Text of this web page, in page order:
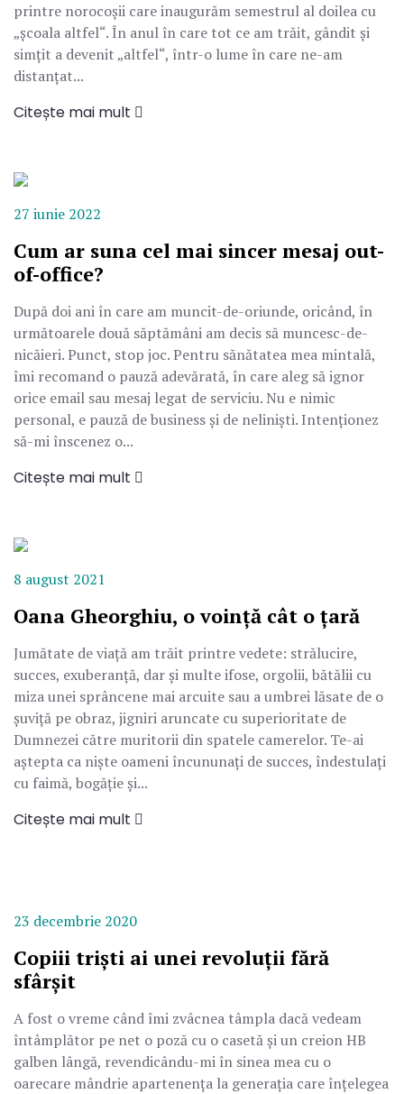
printre norocoșii care inaugurăm semestrul al doilea cu
„școala altfel“. În anul în care tot ce am trăit, gândit și
simțit a devenit „altfel“, într-o lume în care ne-am
distanțat...
Citește mai mult
27 iunie 2022
Cum ar suna cel mai sincer mesaj out-
of-office?
După doi ani în care am muncit-de-oriunde, oricând, în
următoarele două săptămâni am decis să muncesc-de-
nicăieri. Punct, stop joc. Pentru sănătatea mea mintală,
îmi recomand o pauză adevărată, în care aleg să ignor
orice email sau mesaj legat de serviciu. Nu e nimic
personal, e pauză de business şi de neliniști. Intenționez
să-mi înscenez o...
Citește mai mult
8 august 2021
Oana Gheorghiu, o voință cât o țară
Jumătate de viață am trăit printre vedete: strălucire,
succes, exuberanță, dar și multe ifose, orgolii, bătălii cu
miza unei sprâncene mai arcuite sau a umbrei lăsate de o
șuviță pe obraz, jigniri aruncate cu superioritate de
Dumnezei către muritorii din spatele camerelor. Te-ai
aștepta ca niște oameni încununați de succes, îndestulați
cu faimă, bogăție și...
Citește mai mult
23 decembrie 2020
Copiii triști ai unei revoluții fără
sfârșit
A fost o vreme când îmi zvâcnea tâmpla dacă vedeam
întâmplător pe net o poză cu o casetă și un creion HB
galben lângă, revendicându-mi în sinea mea cu o
oarecare mândrie apartenența la generația care înțelegea